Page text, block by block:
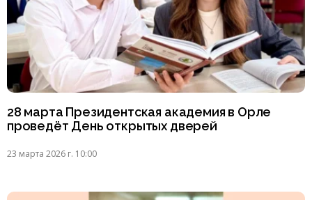
28 марта Президентская академия в Орле
проведёт День открытых дверей
23 марта 2026 г. 10:00